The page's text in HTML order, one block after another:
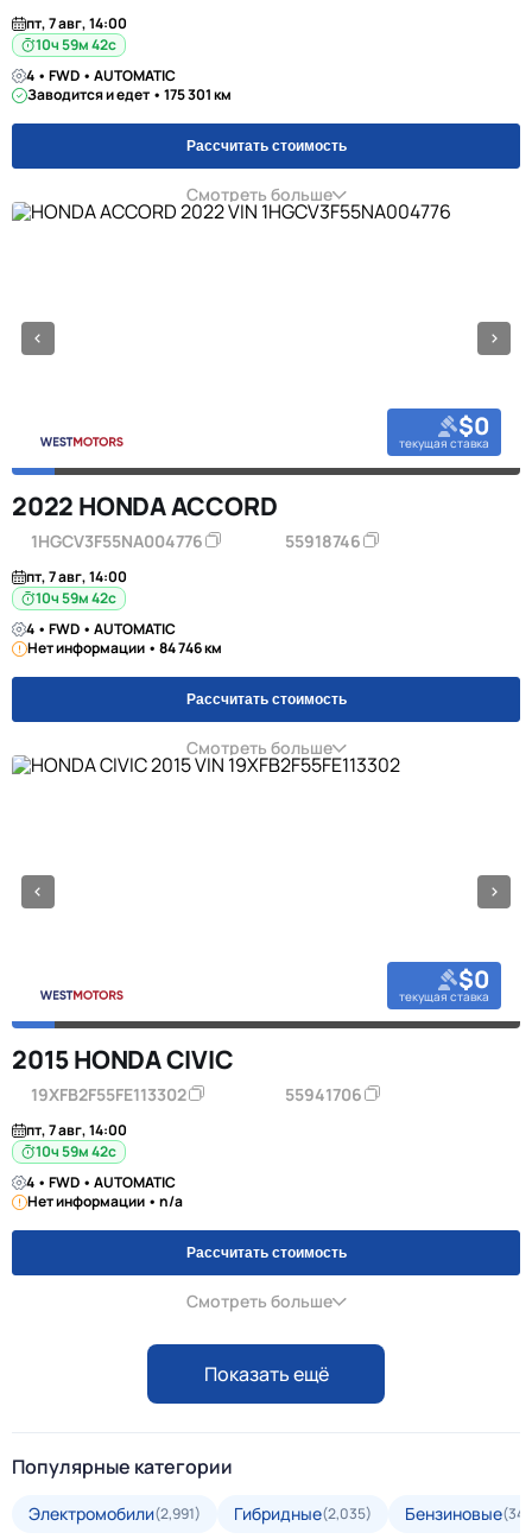
пт, 7 авг, 14:00
10ч 59м 42с
4 • FWD • AUTOMATIC
Заводится и едет • 175 301 км
Рассчитать стоимость
Смотреть больше
$0
текущая ставка
2022 HONDA ACCORD
1HGCV3F55NA004776 55918746
пт, 7 авг, 14:00
10ч 59м 42с
4 • FWD • AUTOMATIC
Нет информации • 84 746 км
Рассчитать стоимость
Смотреть больше
$0
текущая ставка
2015 HONDA CIVIC
19XFB2F55FE113302 55941706
пт, 7 авг, 14:00
10ч 59м 42с
4 • FWD • AUTOMATIC
Нет информации • n/a
Рассчитать стоимость
Смотреть больше
Показать ещё
Популярные категории
Электромобили(2,991) Гибридные(2,035) Бензиновые